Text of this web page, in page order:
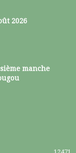
2026
manche